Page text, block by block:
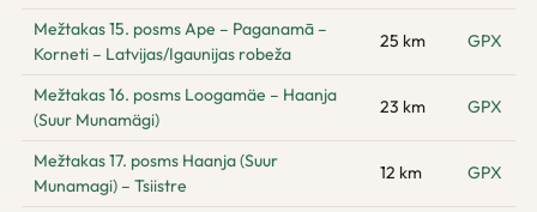
Mežtakas 15. posms Ape – Paganamā –
Korneti – Latvijas/Igaunijas robeža
25 km GPX
Mežtakas 16. posms Loogamäe – Haanja
(Suur Munamägi)
23 km GPX
Mežtakas 17. posms Haanja (Suur
Munamagi) – Tsiistre
12 km GPX